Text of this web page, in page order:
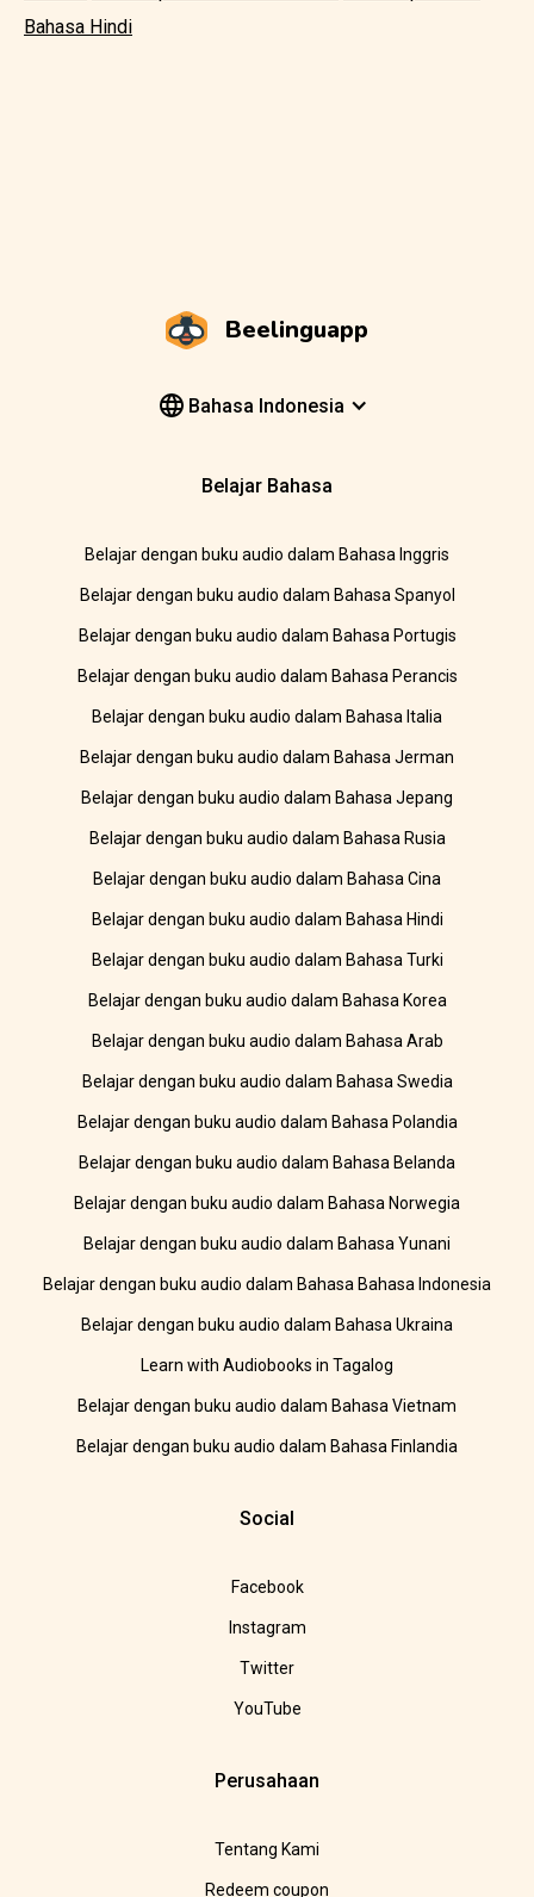
Bahasa Hindi
Beelinguapp
Bahasa Indonesia
Belajar Bahasa
Belajar dengan buku audio dalam Bahasa Inggris
Belajar dengan buku audio dalam Bahasa Spanyol
Belajar dengan buku audio dalam Bahasa Portugis
Belajar dengan buku audio dalam Bahasa Perancis
Belajar dengan buku audio dalam Bahasa Italia
Belajar dengan buku audio dalam Bahasa Jerman
Belajar dengan buku audio dalam Bahasa Jepang
Belajar dengan buku audio dalam Bahasa Rusia
Belajar dengan buku audio dalam Bahasa Cina
Belajar dengan buku audio dalam Bahasa Hindi
Belajar dengan buku audio dalam Bahasa Turki
Belajar dengan buku audio dalam Bahasa Korea
Belajar dengan buku audio dalam Bahasa Arab
Belajar dengan buku audio dalam Bahasa Swedia
Belajar dengan buku audio dalam Bahasa Polandia
Belajar dengan buku audio dalam Bahasa Belanda
Belajar dengan buku audio dalam Bahasa Norwegia
Belajar dengan buku audio dalam Bahasa Yunani
Belajar dengan buku audio dalam Bahasa Bahasa Indonesia
Belajar dengan buku audio dalam Bahasa Ukraina
Learn with Audiobooks in Tagalog
Belajar dengan buku audio dalam Bahasa Vietnam
Belajar dengan buku audio dalam Bahasa Finlandia
Social
Facebook
Instagram
Twitter
YouTube
Perusahaan
Tentang Kami
Redeem coupon